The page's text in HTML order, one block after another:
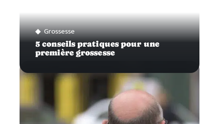
Grossesse
5 conseils pratiques pour une
première grossesse